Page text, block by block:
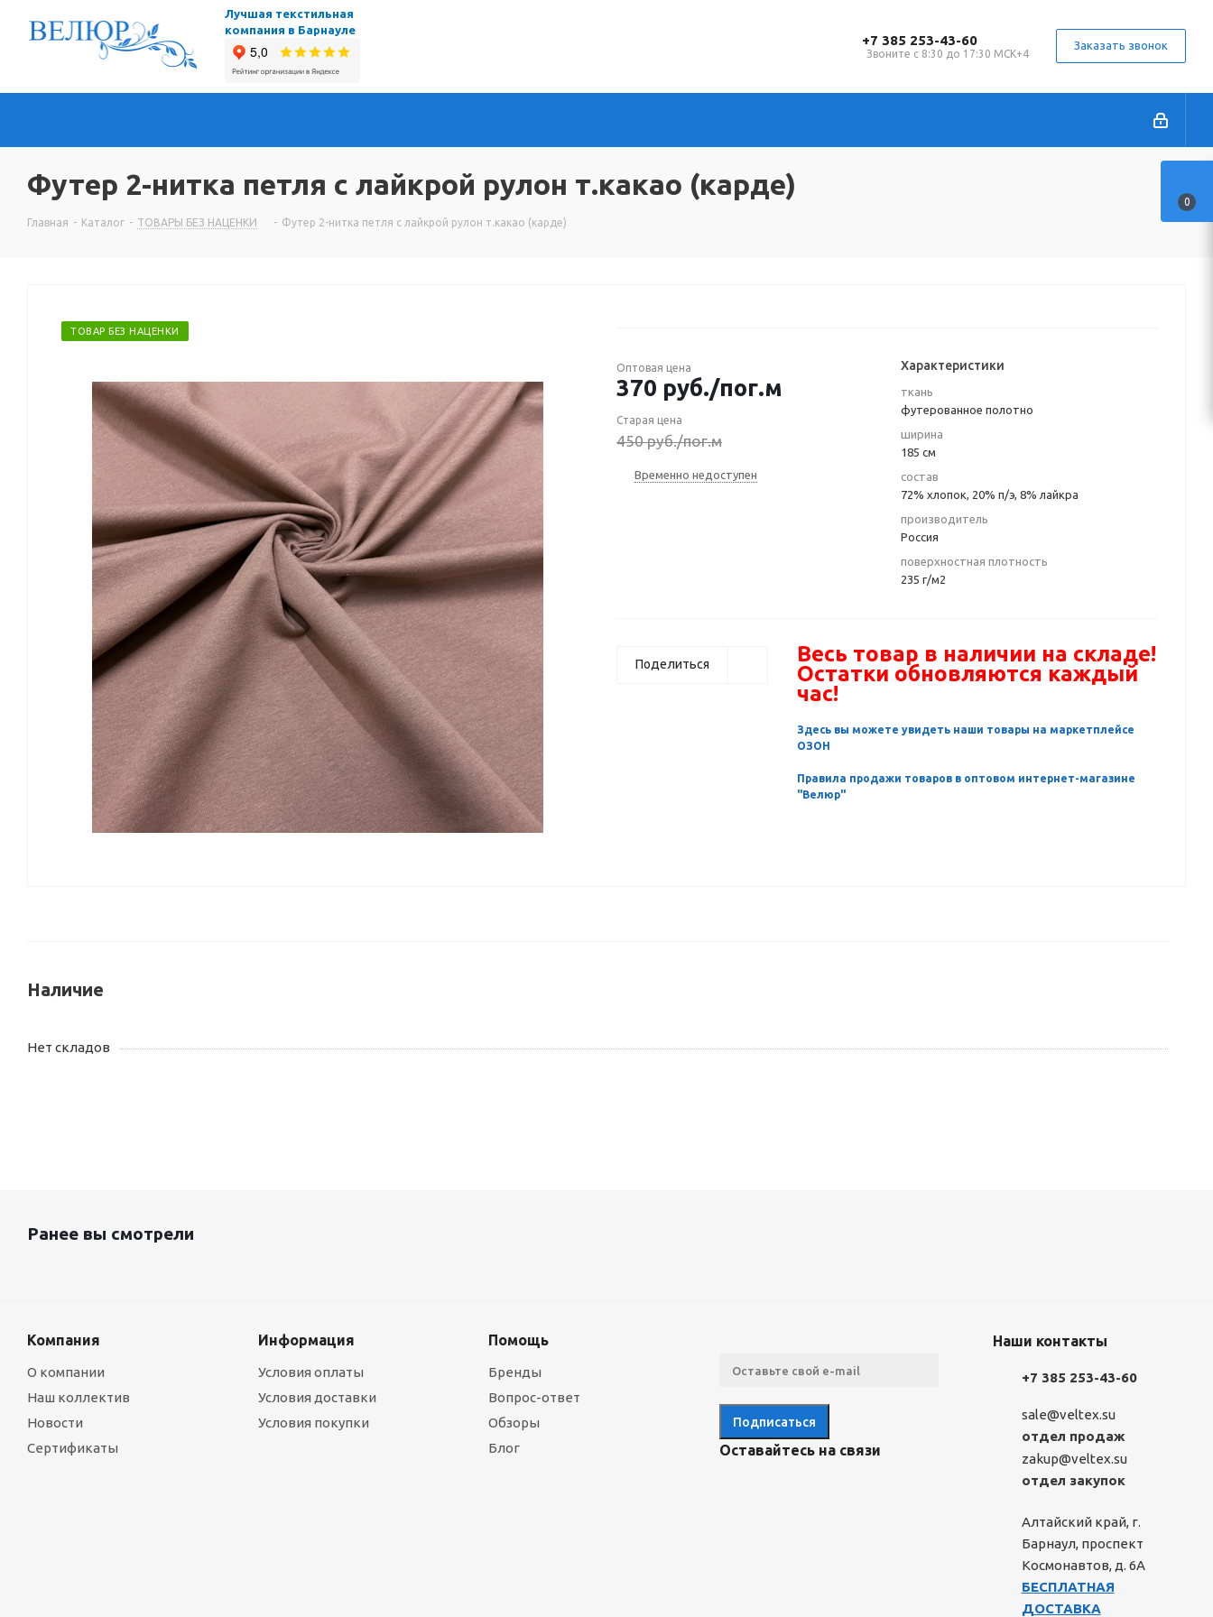
Лучшая текстильная
компания в Барнауле
+7 385 253-43-60
Звоните с 8:30 до 17:30 МСК+4
Заказать звонок
Футер 2-нитка петля с лайкрой рулон т.какао (карде)
Главная - Каталог - ТОВАРЫ БЕЗ НАЦЕНКИ - Футер 2-нитка петля с лайкрой рулон т.какао (карде)
ТОВАР БЕЗ НАЦЕНКИ
Оптовая цена
370 руб./пог.м
Старая цена
450руб./пог.м
Временно недоступен
Характеристики
ткань
футерованное полотно
ширина
185 см
состав
72% хлопок, 20% п/э, 8% лайкра
производитель
Россия
поверхностная плотность
235 г/м2
Поделиться
Весь товар в наличии на складе!
Остатки обновляются каждый
час!
Здесь вы можете увидеть наши товары на маркетплейсе
ОЗОН
Правила продажи товаров в оптовом интернет-магазине
"Велюр"
Наличие
Нет складов
Ранее вы смотрели
Компания
О компании
Наш коллектив
Новости
Сертификаты
Информация
Условия оплаты
Условия доставки
Условия покупки
Помощь
Бренды
Вопрос-ответ
Обзоры
Блог
Оставайтесь на связи
Наши контакты
+7 385 253-43-60
sale@veltex.su
отдел продаж
zakup@veltex.su
отдел закупок
Алтайский край, г.
Барнаул, проспект
Космонавтов, д. 6А
БЕСПЛАТНАЯ
ДОСТАВКА
0